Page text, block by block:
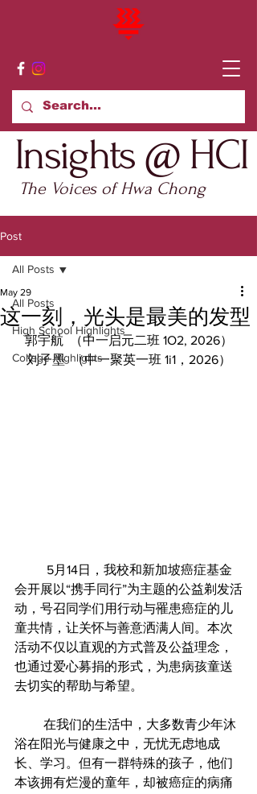
Insights @ HCI
The Voices of Hwa Chong
Post
All Posts
High School Highlights
College Highlights
All Posts
这一刻，光头是最美的发型
May 29
郭宇航  （中一启元二班 1O2, 2026）
刘子墨  （中一聚英一班 1i1，2026）
会开展以“携手同行”为主题的公益剃发活
动，号召同学们用行动与罹患癌症的儿
童共情，让关怀与善意洒满人间。本次
活动不仅以直观的方式普及公益理念，
也通过爱心募捐的形式，为患病孩童送
去切实的帮助与希望。
在我们的生活中，大多数青少年沐
浴在阳光与健康之中，无忧无虑地成
长、学习。但有一群特殊的孩子，他们
本该拥有烂漫的童年，却被癌症的病痛